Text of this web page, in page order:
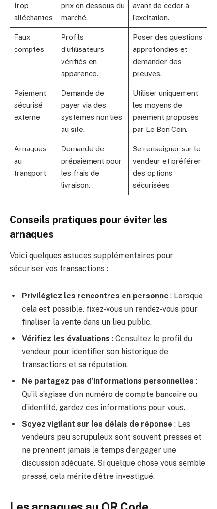
trop
alléchantes
prix en dessous du
marché.
avant de céder à
l’excitation.
Faux
comptes
Profils
d’utilisateurs
vérifiés en
apparence.
Poser des questions
approfondies et
demander des
preuves.
Paiement
sécurisé
externe
Demande de
payer via des
systèmes non liés
au site.
Utiliser uniquement
les moyens de
paiement proposés
par Le Bon Coin.
Arnaques
au
transport
Demande de
prépaiement pour
les frais de
livraison.
Se renseigner sur le
vendeur et préférer
des options
sécurisées.
Conseils pratiques pour éviter les
arnaques
Voici quelques astuces supplémentaires pour
sécuriser vos transactions :
Privilégiez les rencontres en personne : Lorsque
cela est possible, fixez-vous un rendez-vous pour
finaliser la vente dans un lieu public.
Vérifiez les évaluations : Consultez le profil du
vendeur pour identifier son historique de
transactions et sa réputation.
Ne partagez pas d’informations personnelles :
Qu’il s’agisse d’un numéro de compte bancaire ou
d’identité, gardez ces informations pour vous.
Soyez vigilant sur les délais de réponse : Les
vendeurs peu scrupuleux sont souvent pressés et
ne prennent jamais le temps d’engager une
discussion adéquate. Si quelque chose vous semble
pressé, cela mérite d’être investigué.